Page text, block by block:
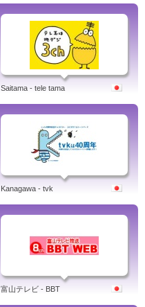
Saitama - tele tama
Kanagawa - tvk
富山テレビ - BBT